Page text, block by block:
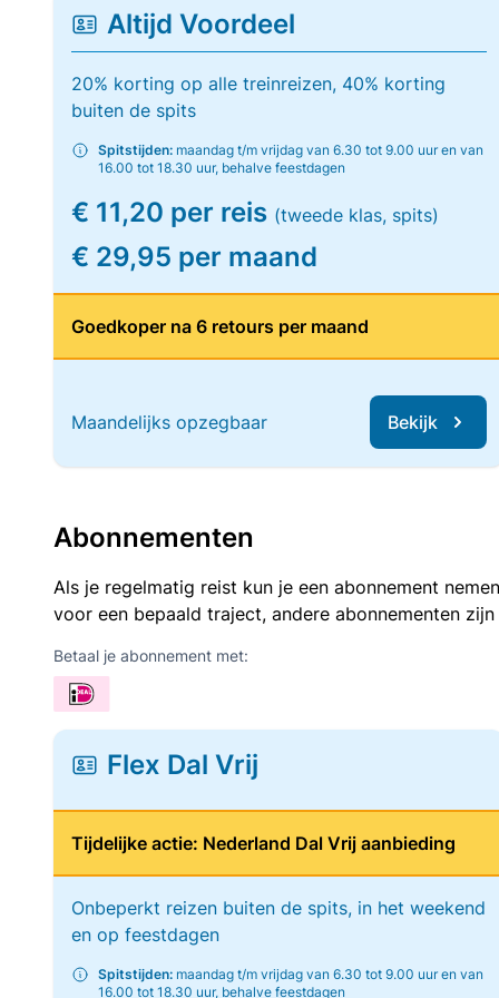
Altijd Voordeel
20% korting op alle treinreizen, 40% korting
buiten de spits
Spitstijden: maandag t/m vrijdag van 6.30 tot 9.00 uur en van
16.00 tot 18.30 uur, behalve feestdagen
€ 11,20 per reis (tweede klas, spits)
€ 29,95 per maand
Goedkoper na 6 retours per maand
Maandelijks opzegbaar Bekijk
Abonnementen
Als je regelmatig reist kun je een abonnement
voor een bepaald traject, andere abonnementen
Betaal je abonnement met:
Flex Dal Vrij
Tijdelijke actie: Nederland Dal Vrij aanbieding
Onbeperkt reizen buiten de spits, in het weekend
en op feestdagen
Spitstijden: maandag t/m vrijdag van 6.30 tot 9.00 uur en van
16.00 tot 18.30 uur, behalve feestdagen